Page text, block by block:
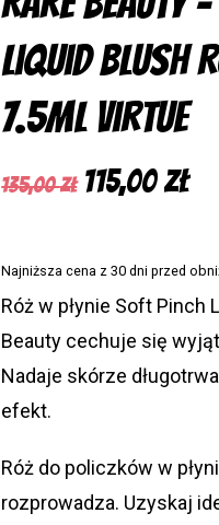
Liquid Blush
7.5ml Virtue
135,00zł Pierwotna
wynosiła:
135,00 zł.
115,00zł
Najniższa cena z 30 dni przed
Róż w płynie Soft Pinch
Beauty cechuje się
Nadaje skórze
efekt.
Róż do policzków w
rozprowadza. Uzyskaj